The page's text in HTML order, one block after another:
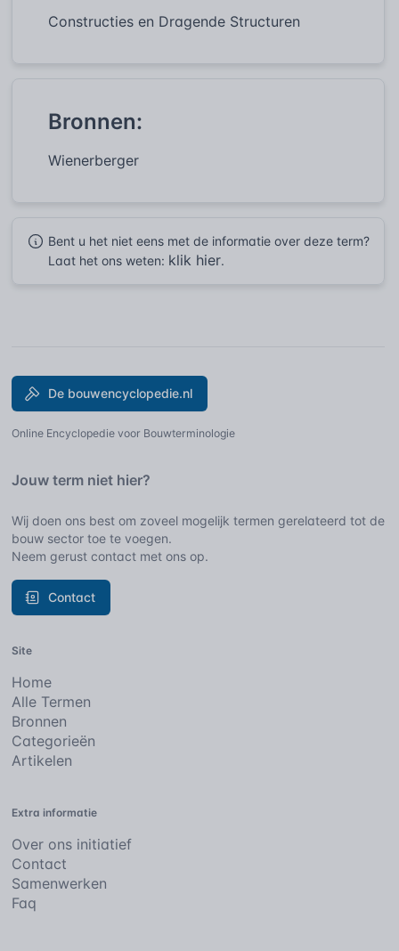
Constructies en Dragende Structuren
Bronnen:
Wienerberger
Bent u het niet eens met de informatie over deze term?
Laat het ons weten: klik hier.
De bouwencyclopedie.nl
Online Encyclopedie voor Bouwterminologie
Jouw term niet hier?
Wij doen ons best om zoveel mogelijk termen gerelateerd tot de
bouw sector toe te voegen.
Neem gerust contact met ons op.
Contact
Site
Home
Alle Termen
Bronnen
Categorieën
Artikelen
Extra informatie
Over ons initiatief
Contact
Samenwerken
Faq